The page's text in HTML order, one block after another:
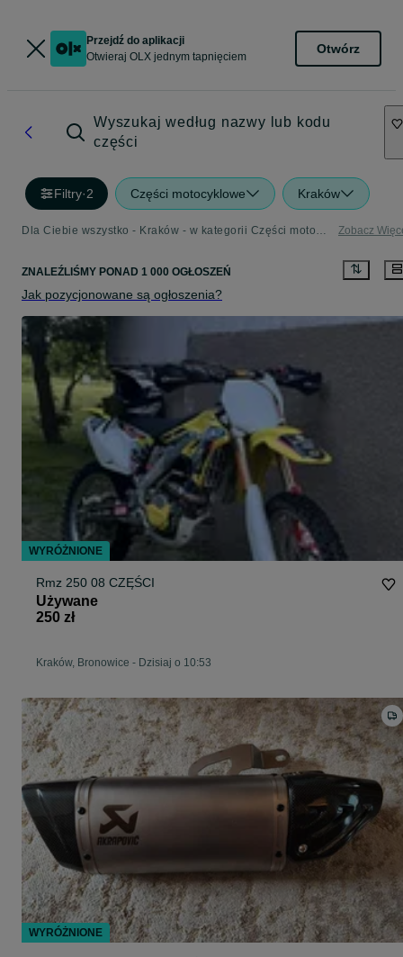
Przejdź do aplikacji
Otwieraj OLX jednym tapnięciem
Otwórz
Wyszukaj według nazwy lub kodu
części
Filtry·2 Części motocyklowe Kraków
Dla Ciebie wszystko - Kraków - w kategorii Części motocyklowe Zobacz
ZNALEŹLIŚMY PONAD 1 000 OGŁOSZEŃ
Jak pozycjonowane są ogłoszenia?
Rmz 250 08 CZĘŚCI
Używane
250 zł
Kraków, Bronowice - Dzisiaj o 10:53
WYRÓŻNIONE
WYRÓŻNIONE